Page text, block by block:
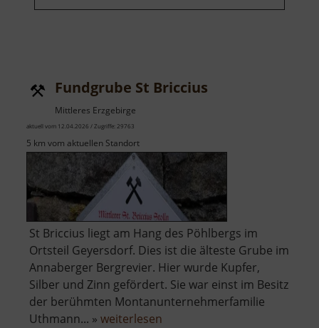
Fundgrube St Briccius
Mittleres Erzgebirge
aktuell vom 12.04.2026 / Zugriffe: 29763
5 km vom aktuellen Standort
St Briccius liegt am Hang des Pöhlbergs im
Ortsteil Geyersdorf. Dies ist die älteste Grube im
Annaberger Bergrevier. Hier wurde Kupfer,
Silber und Zinn gefördert. Sie war einst im Besitz
der berühmten Montanunternehmerfamilie
Uthmann... » weiterlesen